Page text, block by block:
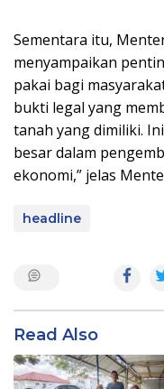
Sementara itu,
menyampaikan
pakai bagi
bukti legal yang
tanah yang dimiliki.
besar dalam
ekonomi,” jelas
headline
Read Also